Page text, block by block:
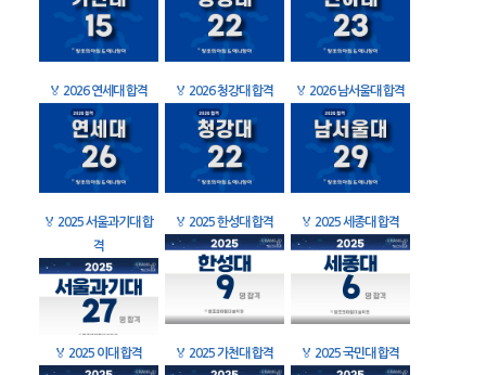
🏅 2026 연세대 합격 🏅 2026 청강대 합격 🏅 2026 남서울대 합격
🏅 2025 서울과기대 합
격
🏅 2025 한성대 합격 🏅 2025 세종대 합격
🏅 2025 이대 합격 🏅 2025 가천대 합격 🏅 2025 국민대 합격